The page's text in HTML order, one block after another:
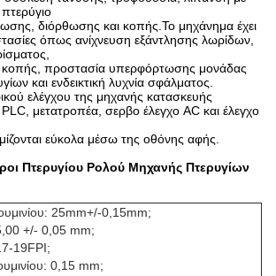
διόρθωσης και κοπής.Το μηχάνημα έχει
όπως ανίχνευση εξάντλησης λωρίδων,
κοπής, προστασία υπερφόρτωσης μονάδας
και ενδεικτική λυχνία σφάλματος.
ελέγχου της μηχανής κατασκευής
PLC, μετατροπέα, σερβο έλεγχο AC και έλεγχο
εύκολα μέσω της οθόνης αφής.
Πτερυγίου Ρολού Μηχανής Πτερυγίων
25mm+/-0,15mm;
+/- 0,05 mm;
19FPI;
0,15 mm;